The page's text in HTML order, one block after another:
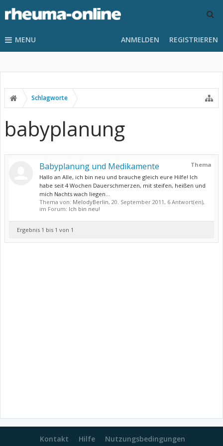
MENU ANMELDEN REGISTRIEREN
Schlagworte
babyplanung
Thema
Babyplanung und Medikamente
Hallo an Alle, ich bin neu und brauche gleich eure Hilfe! Ich
habe seit 4 Wochen Dauerschmerzen, mit steifen, heißen und
mich Nachts wach liegen...
Thema von: MelodyBerlin, 20. September 2011, 6 Antwort(en),
im Forum: Ich bin neu!
Ergebnis 1 bis 1 von 1
Kontakt Hilfe Nutzungsbedingungen